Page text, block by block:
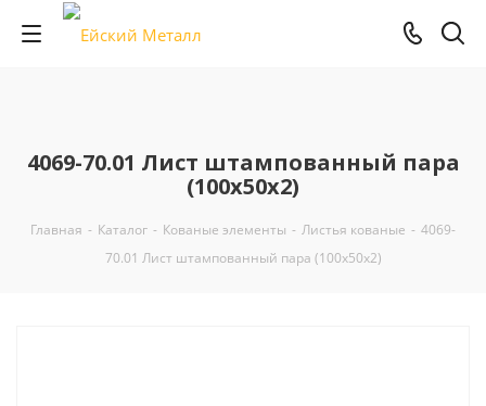
4069-70.01 Лист штампованный пара
(100х50х2)
Главная - Каталог - Кованые элементы - Листья кованые - 4069-
70.01 Лист штампованный пара (100х50х2)